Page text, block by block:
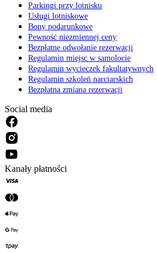
Parkingi przy lotnisku
Usługi lotniskowe
Bony podarunkowe
Pewność niezmiennej ceny
Bezpłatne odwołanie rezerwacji
Regulamin miejsc w samolocie
Regulamin wycieczek fakultatywnych
Regulamin szkoleń narciarskich
Bezpłatna zmiana rezerwacji
Social media
Kanały płatności